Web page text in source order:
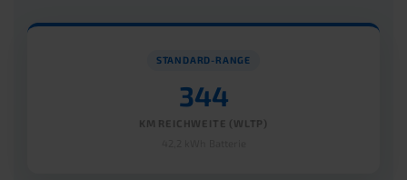
STANDARD-RANGE
344
KM REICHWEITE (WLTP)